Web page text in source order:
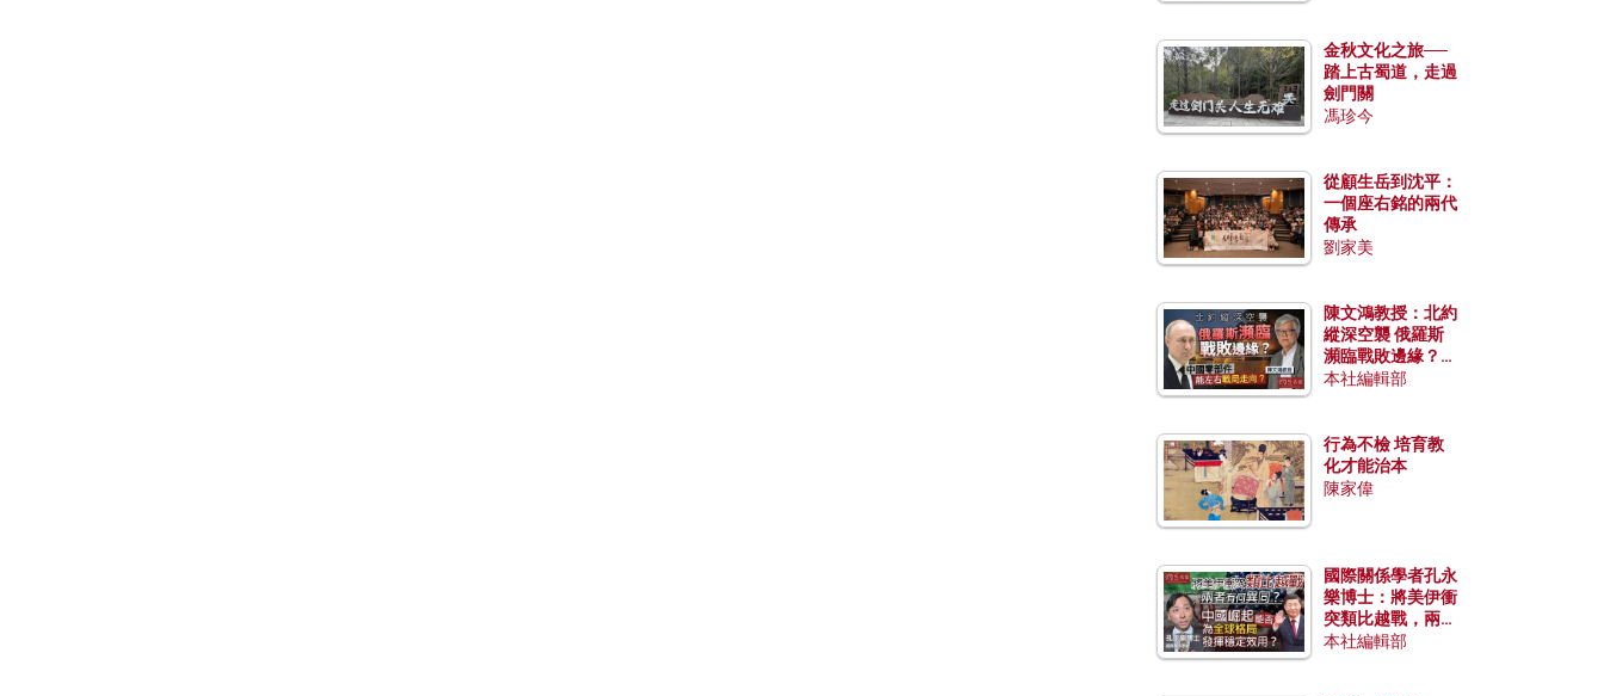
金秋文化之旅──
踏上古蜀道，走過
劍門關
馮珍今
從顧生岳到沈平：
一個座右銘的兩代
傳承
劉家美
陳文鴻教授：北約
縱深空襲 俄羅斯
瀕臨戰敗邊緣？中
國零部件能左右戰
本社編輯部
行為不檢 培育教
化才能治本
陳家偉
國際關係學者孔永
樂博士：將美伊衝
突類比越戰，兩者
有何異同？中國崛
本社編輯部